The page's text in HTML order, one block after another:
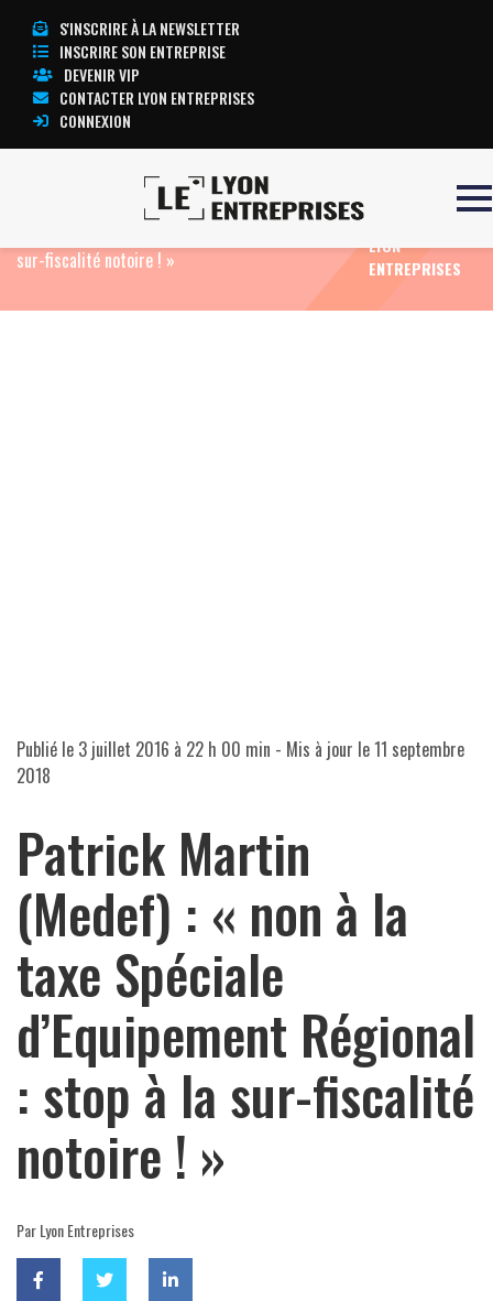
S'INSCRIRE À LA NEWSLETTER
INSCRIRE SON ENTREPRISE
DEVENIR VIP
CONTACTER LYON ENTREPRISES
CONNEXION
Patrick Martin (Medef) : « non
sur-fiscalité notoire ! »
LYON
ENTREPRISES
Publié le 3 juillet 2016 à 22 h 00 min - Mis à jour le11 septembre
2018
Patrick Martin
(Medef) : « non à la
taxe Spéciale
d’Equipement Régional
: stop à la sur-fiscalité
notoire ! »
Par Lyon Entreprises